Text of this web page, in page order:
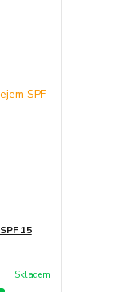
15
Skladem